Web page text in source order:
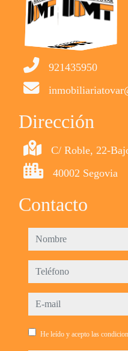
921435950
Dirección
C/ Roble, 22-
40002 Segovia
Contacto
nombre
teléfono
e-mail
He leído y acepto las